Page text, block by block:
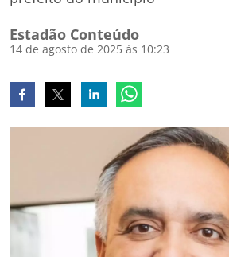
Estadão Conteúdo
14 de agosto de 2025 às 10:23